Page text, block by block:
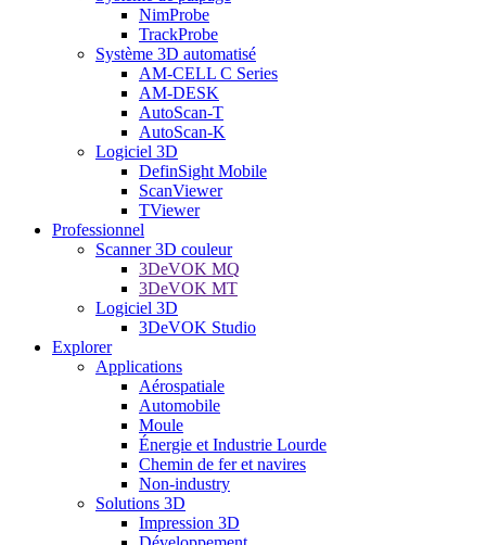
NimProbe
TrackProbe
Système 3D automatisé
AM-CELL C Series
AM-DESK
AutoScan-T
AutoScan-K
Logiciel 3D
DefinSight Mobile
ScanViewer
TViewer
Professionnel
Scanner 3D couleur
3DeVOK MQ
3DeVOK MT
Logiciel 3D
3DeVOK Studio
Explorer
Applications
Aérospatiale
Automobile
Moule
Énergie et Industrie Lourde
Chemin de fer et navires
Non-industry
Solutions 3D
Impression 3D